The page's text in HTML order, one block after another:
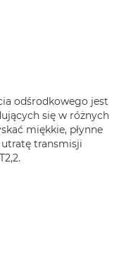
odśrodkowego jest
się w różnych
miękkie, płynne
utratę transmisji